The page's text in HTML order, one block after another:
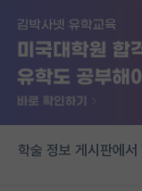
학술 정보 게시판에